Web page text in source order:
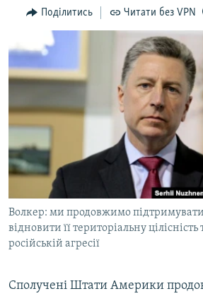
Перейти
пошуку
ПОГЛЯД
ІНТЕРВ'Ю
ВСЕ ЗА ДЕНЬ
ДЕПОРТАЦІЯ
ВІДЕОУРОКИ «ELIFBE»
СВІДЧЕННЯ ОКУПАЦІЇ
УКРАЇНСЬКА ПРОБЛЕМА КРИМУ
ІНФОГРАФІКА
ЯК ОБІЙТИ БЛОКУВАННЯ
Русский
Qırımtatar
ДОЛУЧАЙСЯ!
Усі сайти RFE/RL
Поділитись Читати без VPN
Волкер: ми продовжимо
відновити її територіальну
російській агресії
Сполучені Штати Америки